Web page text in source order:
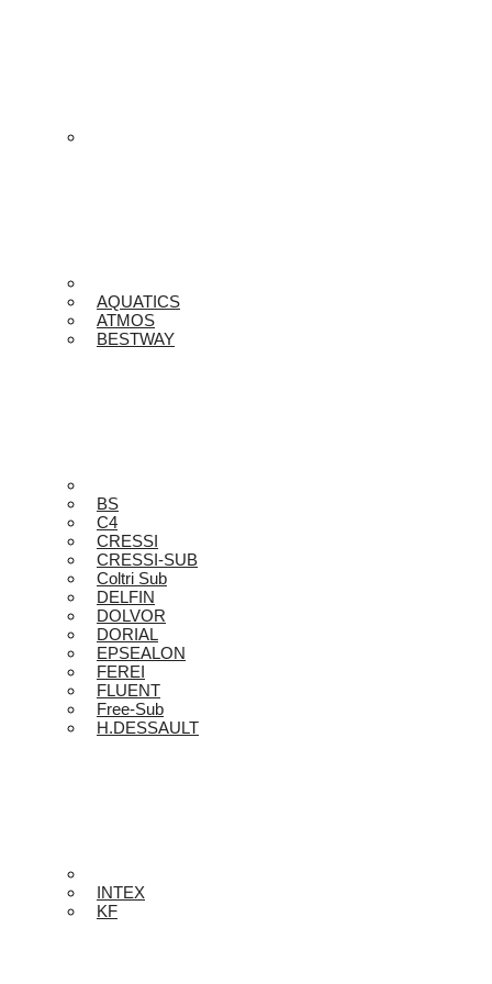
AQUATICS
ATMOS
BESTWAY
BS
C4
CRESSI
CRESSI-SUB
Coltri Sub
DELFIN
DOLVOR
DORIAL
EPSEALON
FEREI
FLUENT
Free-Sub
H.DESSAULT
INTEX
KF